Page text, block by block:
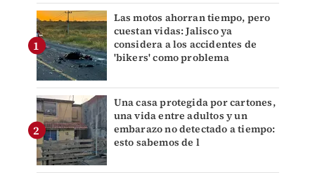
Las motos ahorran tiempo, pero
cuestan vidas: Jalisco ya
considera a los accidentes de
'bikers' como problema
Una casa protegida por cartones,
una vida entre adultos y un
embarazo no detectado a tiempo:
esto sabemos de l